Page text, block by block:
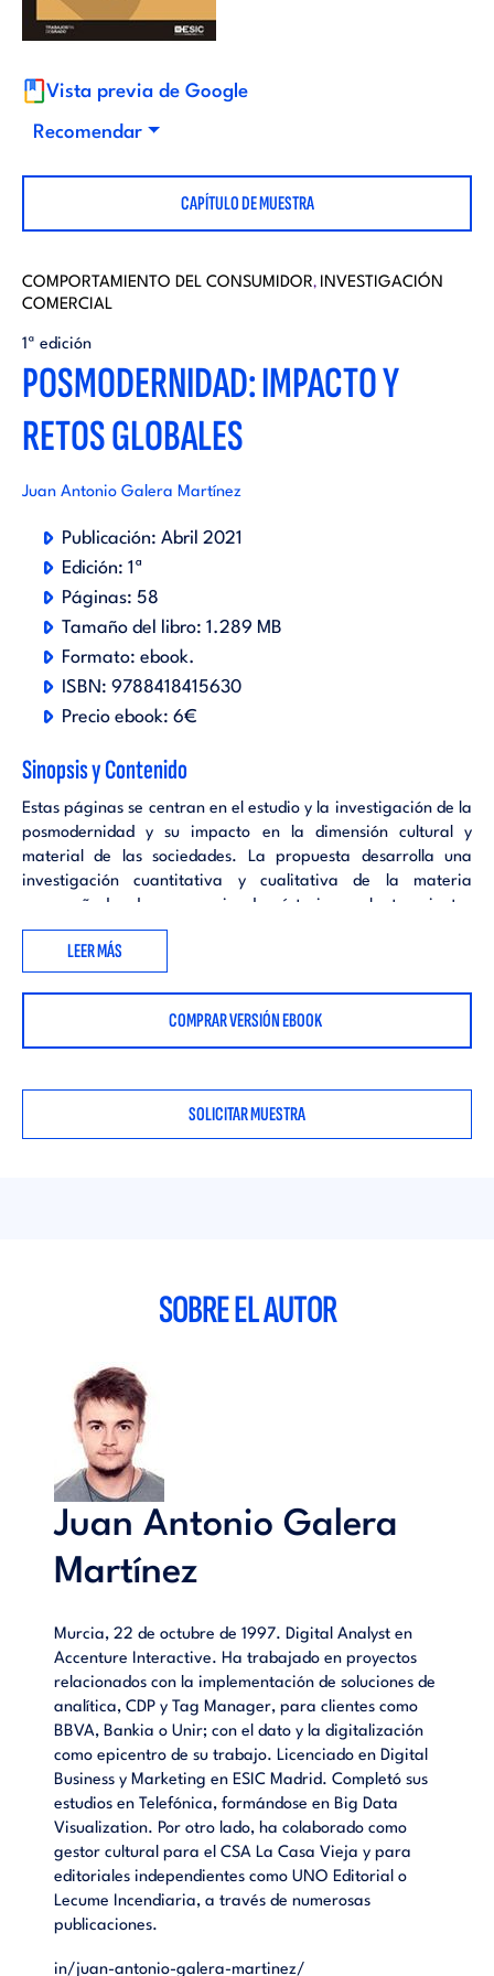
d
t
o
r
i
a
l
a
Vista previa de Google
Recomendar
CAPÍTULO DE MUESTRA
COMPORTAMIENTO DEL CONSUMIDOR, INVESTIGACIÓN
COMERCIAL
1ª edición
POSMODERNIDAD: IMPACTO Y
RETOS GLOBALES
Juan Antonio Galera Martínez
Publicación: Abril 2021
Edición: 1ª
Páginas: 58
Tamaño del libro: 1.289 MB
Formato: ebook.
ISBN: 9788418415630
Precio ebook: 6€
Sinopsis y Contenido
Estas páginas se centran en el estudio y la investigación de la
posmodernidad y su impacto en la dimensión cultural y
material de las sociedades. La propuesta desarrolla una
investigación cuantitativa y cualitativa de la materia
acompañada de una serie de síntesis y planteamientos
propios. El trabajo está estructurado en cuatro bloques, de
los cuales, el primero y el segundo responden a la parte de
cuarto bloque, incluye un trabajo de campo llevado a cabo
para obtener datos de primera mano acerca de algunos de
posmodernidad y ahonda en el origen de esta corriente y su
conclusiones arrojadas del impacto de este fenómeno y la
perspectiva a enfrentar de cara al futuro; situando ese
actuales. El cuarto, a través de un trabajo de campo, viene a
reforzar con datos de primera mano los conceptos trabajados
en los bloques.
LEER MÁS
COMPRAR VERSIÓN EBOOK
SOLICITAR MUESTRA
SOBRE EL AUTOR
Juan Antonio Galera
Martínez
Murcia, 22 de octubre de 1997. Digital Analyst en
Accenture Interactive. Ha trabajado en proyectos
relacionados con la implementación de soluciones de
analítica, CDP y Tag Manager, para clientes como
BBVA, Bankia o Unir; con el dato y la digitalización
como epicentro de su trabajo. Licenciado en Digital
Business y Marketing en ESIC Madrid. Completó sus
estudios en Telefónica, formándose en Big Data
Visualization. Por otro lado, ha colaborado como
gestor cultural para el CSA La Casa Vieja y para
editoriales independientes como UNO Editorial o
Lecume Incendiaria, a través de numerosas
publicaciones.
in/juan-antonio-galera-martinez/